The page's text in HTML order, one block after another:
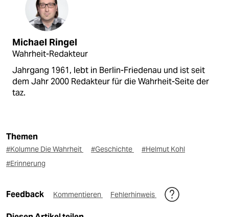
Michael Ringel
Wahrheit-Redakteur
Jahrgang 1961, lebt in Berlin-Friedenau und ist seit
dem Jahr 2000 Redakteur für die Wahrheit-Seite der
taz.
Themen
#Kolumne Die Wahrheit #Geschichte
#Helmut Kohl
#Erinnerung
Feedback Kommentieren Fehlerhinweis